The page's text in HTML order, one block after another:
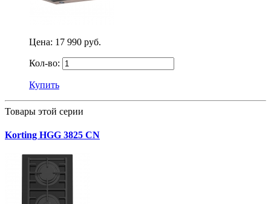
Цена: 17 990 руб.
Кол-во:
Купить
Товары этой серии
Korting HGG 3825 CN